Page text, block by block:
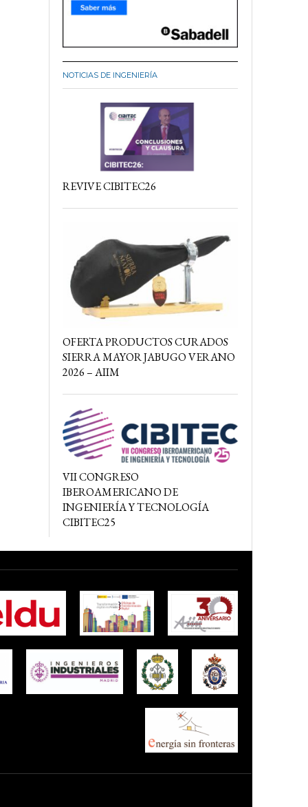
NOTICIAS DE INGENIERÍA
REVIVE CIBITEC26
OFERTA PRODUCTOS CURADOS
SIERRA MAYOR JABUGO VERANO
2026 – AIIM
VII CONGRESO
IBEROAMERICANO DE
INGENIERÍA Y TECNOLOGÍA
CIBITEC25